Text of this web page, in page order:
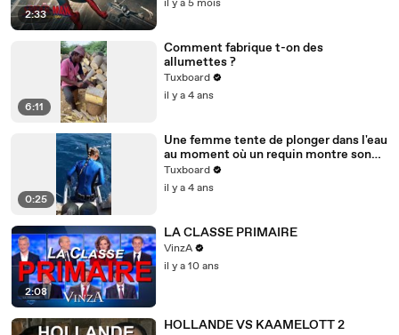
2:33
il y a 5 mois
6:11
Comment fabrique t-on des
allumettes ?
Tuxboard
il y a 4 ans
0:25
Une femme tente de plonger dans l'eau
au moment où un requin montre son
nez
Tuxboard
il y a 4 ans
2:08
LA CLASSE PRIMAIRE
VinzA
il y a 10 ans
HOLLANDE VS KAAMELOTT 2